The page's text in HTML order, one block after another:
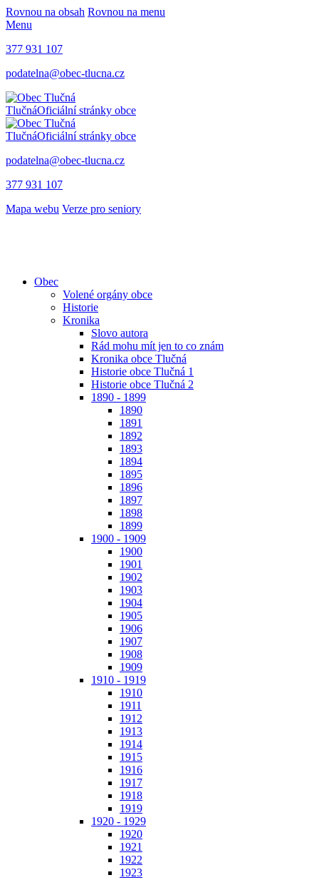
Rovnou na obsah Rovnou na menu
Menu
377 931 107
podatelna@obec-tlucna.cz
TlučnáOficiální stránky obce
TlučnáOficiální stránky obce
podatelna@obec-tlucna.cz
377 931 107
Mapa webu Verze pro seniory
Obec
Volené orgány obce
Historie
Kronika
Slovo autora
Rád mohu mít jen to co znám
Kronika obce Tlučná
Historie obce Tlučná 1
Historie obce Tlučná 2
1890 - 1899
1890
1891
1892
1893
1894
1895
1896
1897
1898
1899
1900 - 1909
1900
1901
1902
1903
1904
1905
1906
1907
1908
1909
1910 - 1919
1910
1911
1912
1913
1914
1915
1916
1917
1918
1919
1920 - 1929
1920
1921
1922
1923